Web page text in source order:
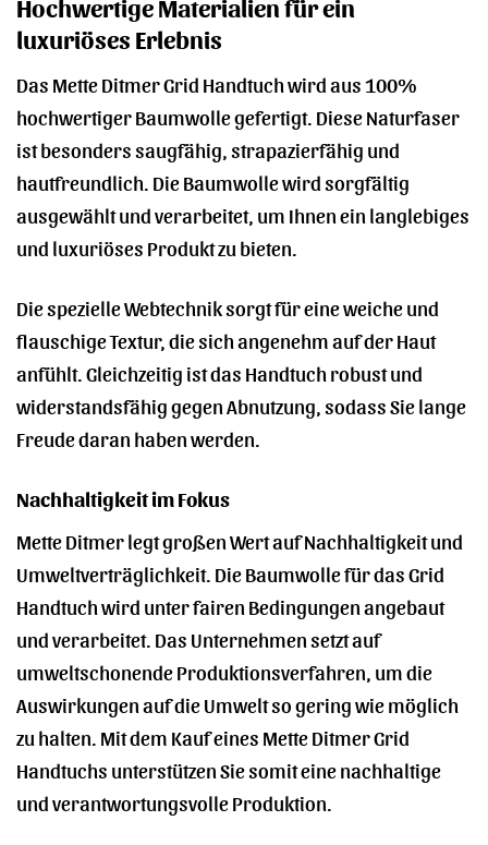
Hochwertige Materialien für ein
luxuriöses Erlebnis
Das Mette Ditmer Grid Handtuch wird aus 100%
hochwertiger Baumwolle gefertigt. Diese Naturfaser
ist besonders saugfähig, strapazierfähig und
hautfreundlich. Die Baumwolle wird sorgfältig
ausgewählt und verarbeitet, um Ihnen ein langlebiges
und luxuriöses Produkt zu bieten.
Die spezielle Webtechnik sorgt für eine weiche und
flauschige Textur, die sich angenehm auf der Haut
anfühlt. Gleichzeitig ist das Handtuch robust und
widerstandsfähig gegen Abnutzung, sodass Sie lange
Freude daran haben werden.
Nachhaltigkeit im Fokus
Mette Ditmer legt großen Wert auf Nachhaltigkeit und
Umweltverträglichkeit. Die Baumwolle für das Grid
Handtuch wird unter fairen Bedingungen angebaut
und verarbeitet. Das Unternehmen setzt auf
umweltschonende Produktionsverfahren, um die
Auswirkungen auf die Umwelt so gering wie möglich
zu halten. Mit dem Kauf eines Mette Ditmer Grid
Handtuchs unterstützen Sie somit eine nachhaltige
und verantwortungsvolle Produktion.